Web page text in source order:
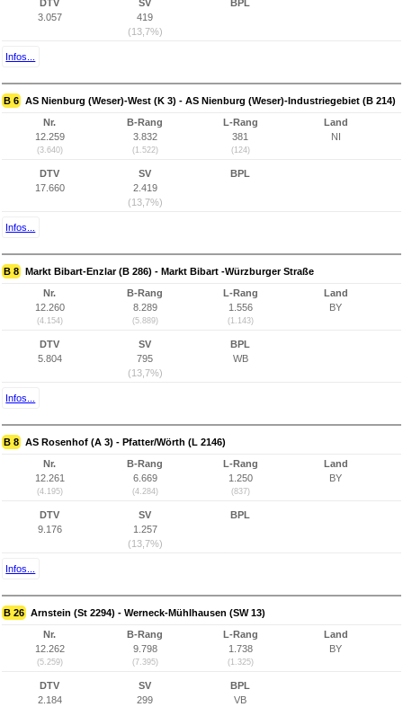
DTV
3.057
SV
419
(13,7%)
BPL
Infos...
B 6 AS Nienburg (Weser)-West (K 3) - AS Nienburg (Weser)-Industriegebiet (B 214)
Nr.
12.259
(3.640)
B-Rang
3.832
(1.522)
L-Rang
381
(124)
Land
NI
DTV
17.660
SV
2.419
(13,7%)
BPL
Infos...
B 8 Markt Bibart-Enzlar (B 286) - Markt Bibart -Würzburger Straße
Nr.
12.260
(4.154)
B-Rang
8.289
(5.889)
L-Rang
1.556
(1.143)
Land
BY
DTV
5.804
SV
795
(13,7%)
BPL
WB
Infos...
B 8 AS Rosenhof (A 3) - Pfatter/Wörth (L 2146)
Nr.
12.261
(4.195)
B-Rang
6.669
(4.284)
L-Rang
1.250
(837)
Land
BY
DTV
9.176
SV
1.257
(13,7%)
BPL
Infos...
B 26 Arnstein (St 2294) - Werneck-Mühlhausen (SW 13)
Nr.
12.262
(5.259)
B-Rang
9.798
(7.395)
L-Rang
1.738
(1.325)
Land
BY
DTV
2.184
SV
299
BPL
VB